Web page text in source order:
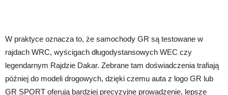
W praktyce oznacza to, że samochody GR są testowane w
rajdach WRC, wyścigach długodystansowych WEC czy
legendarnym Rajdzie Dakar. Zebrane tam doświadczenia trafiają
później do modeli drogowych, dzięki czemu auta z logo GR lub
GR SPORT oferują bardziej precyzyjne prowadzenie, lepsze